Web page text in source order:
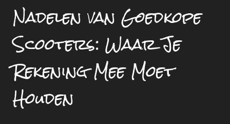
Nadelen van Goedkope
Scooters: Waar Je
Rekening Mee Moet
Houden